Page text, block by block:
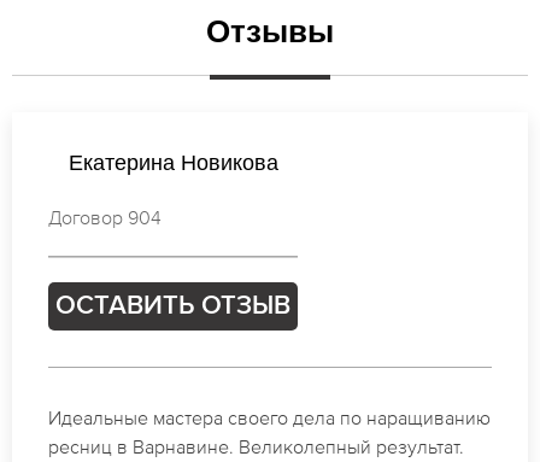
Отзывы
Виктория Попова
Договор 202
ОСТАВИТЬ ОТЗЫВ
Спасибо огромное. Заказывала наращивание
ресниц в Варнавине для мероприятия. За 2 часа